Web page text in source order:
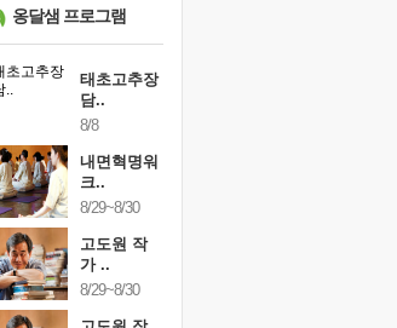
희망이란
'모른다'는 것
옹달샘 프로그램
태초고추장
담..
8/8
내면혁명워
크..
8/29~8/30
고도원 작
가 ..
8/29~8/30